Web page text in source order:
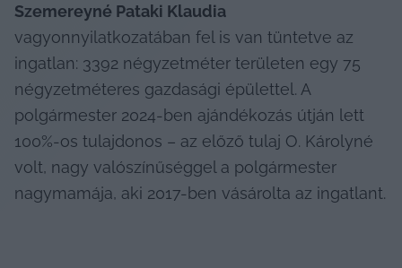
Szemereyné Pataki Klaudia
vagyonnyilatkozatában fel is van tüntetve az
ingatlan: 3392 négyzetméter területen egy 75
négyzetméteres gazdasági épülettel. A
polgármester 2024-ben ajándékozás útján lett
100%-os tulajdonos – az előző tulaj O. Károlyné
volt, nagy valószínűséggel a polgármester
nagymamája, aki 2017-ben vásárolta az ingatlant.